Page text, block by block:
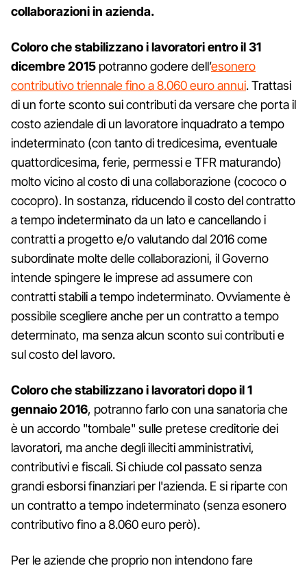
collaborazioni in azienda.
Coloro che stabilizzano i lavoratori entro il 31
dicembre 2015 potranno godere dell’esonero
contributivo triennale fino a 8.060 euro annui. Trattasi
di un forte sconto sui contributi da versare che porta il
costo aziendale di un lavoratore inquadrato a tempo
indeterminato (con tanto di tredicesima, eventuale
quattordicesima, ferie, permessi e TFR maturando)
molto vicino al costo di una collaborazione (cococo o
cocopro). In sostanza, riducendo il costo del contratto
a tempo indeterminato da un lato e cancellando i
contratti a progetto e/o valutando dal 2016 come
subordinate molte delle collaborazioni, il Governo
intende spingere le imprese ad assumere con
contratti stabili a tempo indeterminato. Ovviamente è
possibile scegliere anche per un contratto a tempo
determinato, ma senza alcun sconto sui contributi e
sul costo del lavoro.
Coloro che stabilizzano i lavoratori dopo il 1
gennaio 2016, potranno farlo con una sanatoria che
è un accordo "tombale" sulle pretese creditorie dei
lavoratori, ma anche degli illeciti amministrativi,
contributivi e fiscali. Si chiude col passato senza
grandi esborsi finanziari per l'azienda. E si riparte con
un contratto a tempo indeterminato (senza esonero
contributivo fino a 8.060 euro però).
Per le aziende che proprio non intendono fare